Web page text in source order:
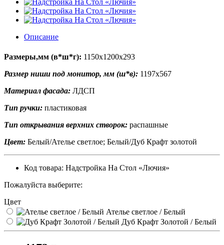
Описание
Размеры,мм (в*ш*г): 1150х1200х293
Размер ниши под монитор, мм (ш*в): 1197х567
Материал фасада: ЛДСП
Тип ручки: пластиковая
Тип открывания верхних створок: распашные
Цвет: Белый/Ателье светлое; Белый/Дуб Крафт золотой
Код товара: Надстройка На Стол «Лючия»
Пожалуйста выберите:
Цвет
Ателье светлое / Белый
Дуб Крафт Золотой / Белый